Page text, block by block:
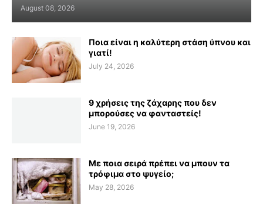
August 08, 2026
Ποια είναι η καλύτερη στάση ύπνου και
γιατί!
July 24, 2026
9 χρήσεις της ζάχαρης που δεν
μπορούσες να φανταστείς!
June 19, 2026
Με ποια σειρά πρέπει να μπουν τα
τρόφιμα στο ψυγείο;
May 28, 2026